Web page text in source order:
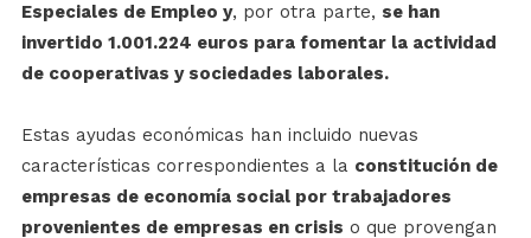
Especiales de Empleo y, por otra parte, se han
invertido 1.001.224 euros para fomentar la actividad
de cooperativas y sociedades laborales.
Estas ayudas económicas han incluido nuevas
características correspondientes a la constitución de
empresas de economía social por trabajadores
provenientes de empresas en crisis o que provengan